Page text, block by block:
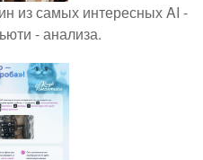
из самых интересных AI -
- анализа.